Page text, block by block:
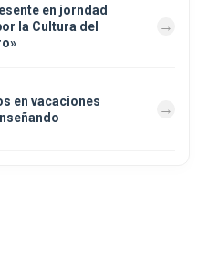
en jorndad
la Cultura del
en vacaciones